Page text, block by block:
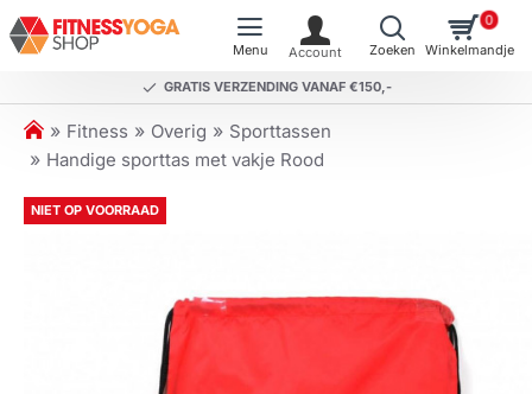
GRATIS VERZENDING VANAF €150,-
0
h
o
e
Fitness Overig
Sporttassen
Handige sporttas met vakje Rood
NIET OP VOORRAAD